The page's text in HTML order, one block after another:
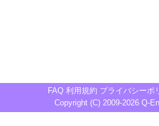
FAQ 利用規約 プライバシーポ
Copyright (C) 2009-2026 Q-